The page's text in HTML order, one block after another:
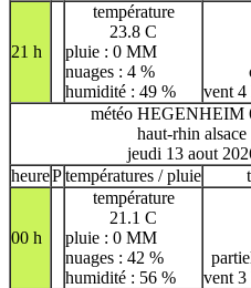
21 h
température
23.8 C
pluie : 0 MM
nuages : 4 %
humidité : 49 %
vent 4
météo HEGENHEIM
haut-rhin alsace
jeudi 13 aout
heurePtempératures / pluie
00 h
température
21.1 C
pluie : 0 MM
nuages : 42 %
humidité : 56 %
vent 3